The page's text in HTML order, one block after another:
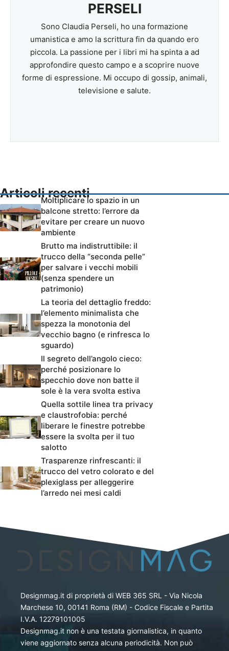
PERSELI
Sono Claudia Perseli, ho una formazione
umanistica e amo la scrittura fin da quando ero
piccola. La passione per i libri mi ha spinta a ad
approfondire questo campo e a scoprire nuove
forme di espressione. Mi occupo di gossip, animali,
televisione e salute.
Articoli recenti
Moltiplicare lo spazio in un
balcone stretto: l’errore da
evitare per creare un nuovo
ambiente
Brutto ma indistruttibile: il
trucco della “seconda pelle”
per salvare i vecchi mobili
(senza spendere un
patrimonio)
La teoria del dettaglio freddo:
l’elemento minimalista che
spezza la monotonia del
vecchio bagno (e rinfresca lo
sguardo)
Il segreto dell’angolo cieco:
perché posizionare lo
specchio dove non batte il
sole è la vera svolta estiva
Quella sottile linea tra privacy
e claustrofobia: perché
liberare le finestre potrebbe
essere la svolta per il tuo
salotto
Trasparenze rinfrescanti: il
trucco del vetro colorato e del
plexiglass per alleggerire
l’arredo nei mesi caldi
Designmag.it di proprietà di WEB 365 SRL - Via Nicola
Marchese 10, 00141 Roma (RM) - Codice Fiscale e Partita
I.V.A. 12279101005
Designmag.it non è una testata giornalistica, in quanto
viene aggiornato senza alcuna periodicità. Non può